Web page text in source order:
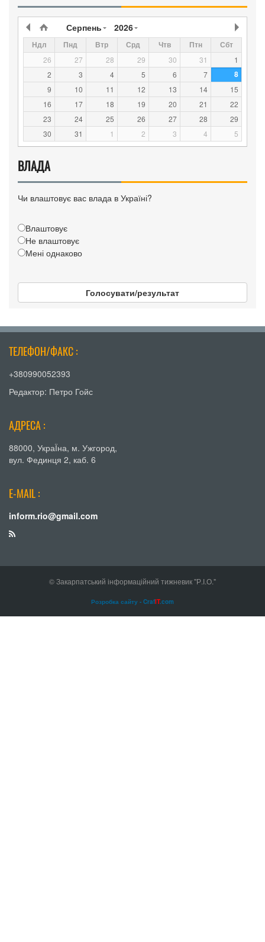
Серпень 2026
Ндл Пнд Втр Срд Чтв Птн Сбт
26 27 28 29 30 31
1
2
3 4 5 6 7 8
9 10 11 12 13 14
15
16
17 18 19 20 21
22
23
24 25 26 27 28
29
30
31 1 2 3 4 5
ВЛАДА
Чи влаштовує вас влада в Україні?
Влаштовує
Не влаштовує
Мені однаково
Голосувати/результат
ТЕЛЕФОН/ФАКС :
+380990052393
Редактор: Петро Гойс
АДРЕСА :
88000, УкраЇна, м. Ужгород,
вул. Фединця 2, каб. 6
E-MAIL :
inform.rio@gmail.com
© Закарпатський інформаційний тижневик "Р.І.О."
Розробка сайту - CrafIT.com